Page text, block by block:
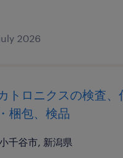
2026
トロニクスの検査、
梱包、検品
千谷市, 新潟県